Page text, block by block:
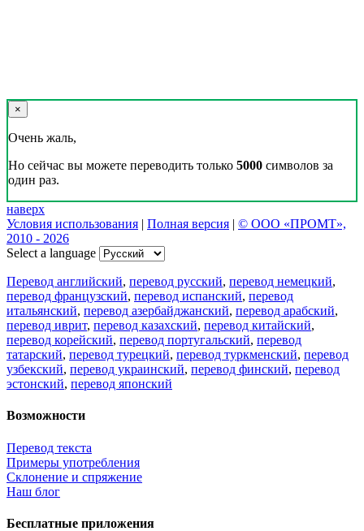
×
Очень жаль,
Но сейчас вы можете переводить только 5000 символов за
один раз.
наверх
Условия использования | Полная версия | © ООО «ПРОМТ»,
2010 - 2026
Select a language
Перевод английский, перевод русский, перевод немецкий,
перевод французский, перевод испанский, перевод
итальянский, перевод азербайджанский, перевод арабский,
перевод иврит, перевод казахский, перевод китайский,
перевод корейский, перевод португальский, перевод
татарский, перевод турецкий, перевод туркменский, перевод
узбекский, перевод украинский, перевод финский, перевод
эстонский, перевод японский
Возможности
Перевод текста
Примеры употребления
Склонение и спряжение
Наш блог
Бесплатные приложения